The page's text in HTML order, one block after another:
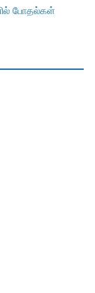
போதல்கள்